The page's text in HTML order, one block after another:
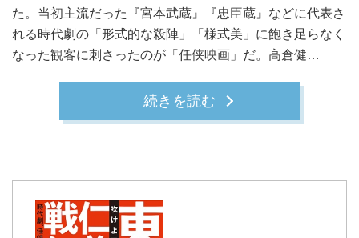
た。当初主流だった『宮本武蔵』『忠臣蔵』などに代表さ
れる時代劇の「形式的な殺陣」「様式美」に飽き足らなく
なった観客に刺さったのが「任侠映画」だ。高倉健…
続きを読む